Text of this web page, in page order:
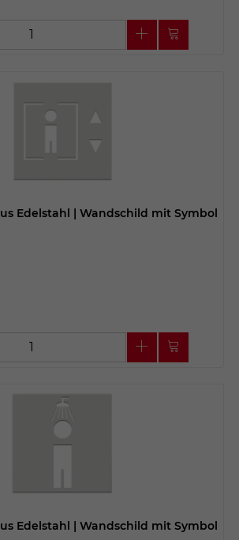
Edelstahl | Wandschild mit Symbol
Edelstahl | Wandschild mit Symbol